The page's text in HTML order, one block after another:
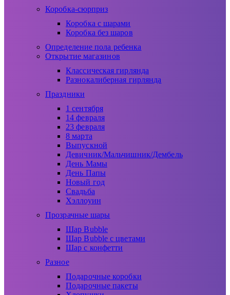
Коробка-сюрприз
Коробка с шарами
Коробка без шаров
Определение пола ребенка
Открытие магазинов
Классическая гирлянда
Разнокалиберная гирлянда
Праздники
1 сентября
14 февраля
23 февраля
8 марта
Выпускной
Девичник/Мальчишник/Дембель
День Мамы
День Папы
Новый год
Свадьба
Хэллоуин
Прозрачные шары
Шар Bubble
Шар Bubble с цветами
Шар с конфетти
Разное
Подарочные коробки
Подарочные пакеты